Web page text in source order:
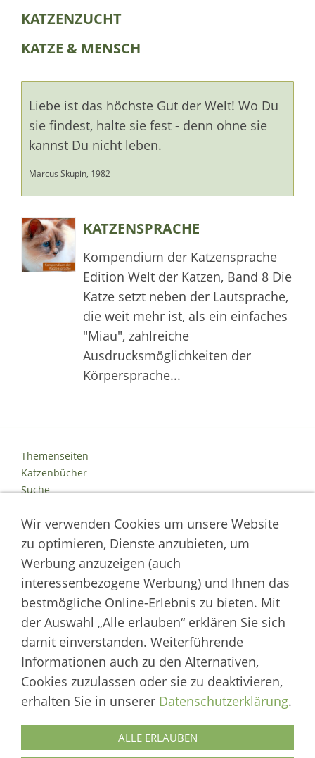
KATZENZUCHT
KATZE & MENSCH
Liebe ist das höchste Gut der Welt! Wo Du
sie findest, halte sie fest - denn ohne sie
kannst Du nicht leben.
Marcus Skupin, 1982
KATZENSPRACHE
Kompendium der Katzensprache
Edition Welt der Katzen, Band 8 Die
Katze setzt neben der Lautsprache,
die weit mehr ist, als ein einfaches
"Miau", zahlreiche
Ausdrucksmöglichkeiten der
Körpersprache...
Themenseiten
Katzenbücher
Suche
Impressum
Datenschutz
Cookies
Autor der Welt der Katzen
___________________
Fortpflanzung von Hauskatzen und Wildkatzenarten
Artikel werden regelmäßig aktualisiert und neue Forschungsergebnisse
berücksichtigt.
Autor & Redaktion: Marcus Skupin · Katzenforschung | Katzenwissen |
Wir verwenden Cookies um unsere Website
zu optimieren, Dienste anzubieten, um
Werbung anzuzeigen (auch
interessenbezogene Werbung) und Ihnen das
bestmögliche Online-Erlebnis zu bieten. Mit
der Auswahl „Alle erlauben“ erklären Sie sich
damit einverstanden. Weiterführende
Informationen auch zu den Alternativen,
Cookies zuzulassen oder sie zu deaktivieren,
erhalten Sie in unserer Datenschutzerklärung.
ALLE ERLAUBEN